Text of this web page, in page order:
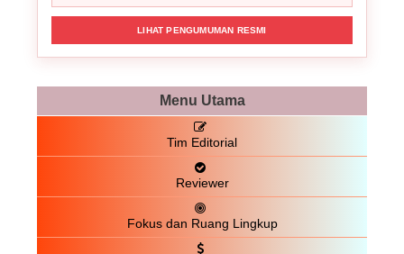
LIHAT PENGUMUMAN RESMI
Menu Utama
Tim Editorial
Reviewer
Fokus dan Ruang Lingkup